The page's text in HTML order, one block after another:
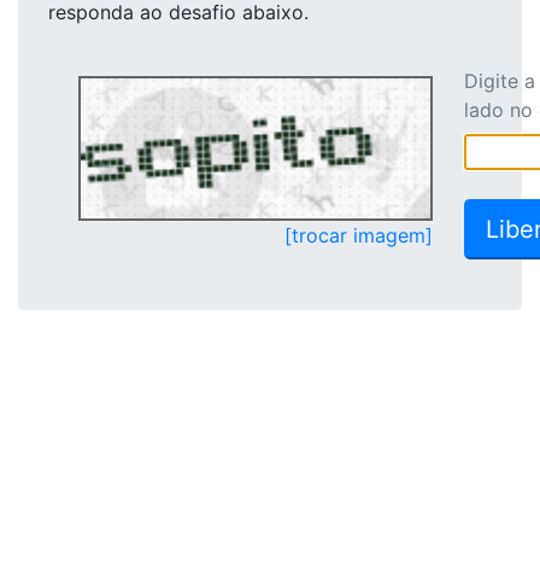
responda ao desafio abaixo.
[trocar imagem]
Digite
lado no